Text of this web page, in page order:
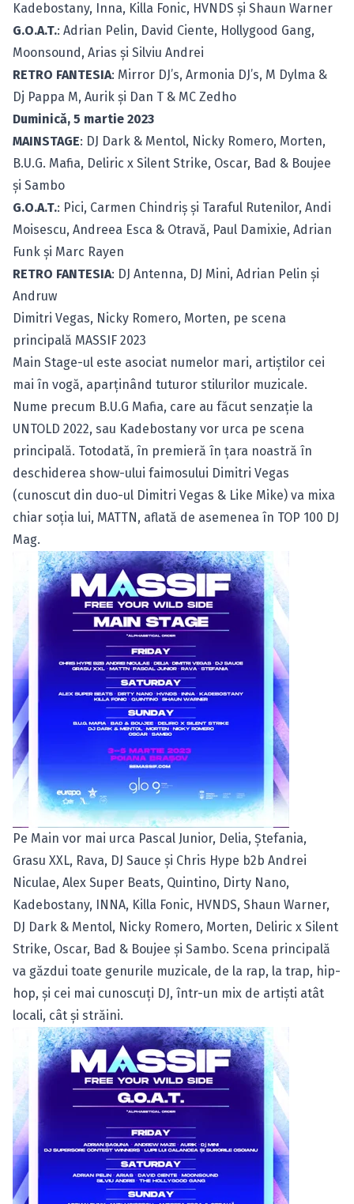
Kadebostany, Inna, Killa Fonic, HVNDS și Shaun Warner
G.O.A.T.: Adrian Pelin, David Ciente, Hollygood Gang,
Moonsound, Arias și Silviu Andrei
RETRO FANTESIA: Mirror DJ’s, Armonia DJ’s, M Dylma &
Dj Pappa M, Aurik și Dan T & MC Zedho
Duminică, 5 martie 2023
MAINSTAGE: DJ Dark & Mentol, Nicky Romero, Morten,
B.U.G. Mafia, Deliric x Silent Strike, Oscar, Bad & Boujee
și Sambo
G.O.A.T.: Pici, Carmen Chindriș și Taraful Rutenilor, Andi
Moisescu, Andreea Esca & Otravă, Paul Damixie, Adrian
Funk și Marc Rayen
RETRO FANTESIA: DJ Antenna, DJ Mini, Adrian Pelin și
Andruw
Dimitri Vegas, Nicky Romero, Morten, pe scena
principală MASSIF 2023
Main Stage-ul este asociat numelor mari, artiștilor cei
mai în vogă, aparținând tuturor stilurilor muzicale.
Nume precum B.U.G Mafia, care au făcut senzație la
UNTOLD 2022, sau Kadebostany vor urca pe scena
principală. Totodată, în premieră în țara noastră în
deschiderea show-ului faimosului Dimitri Vegas
(cunoscut din duo-ul Dimitri Vegas & Like Mike) va mixa
chiar soția lui, MATTN, aflată de asemenea în TOP 100 DJ
Mag.
Pe Main vor mai urca Pascal Junior, Delia, Ștefania,
Grasu XXL, Rava, DJ Sauce și Chris Hype b2b Andrei
Niculae, Alex Super Beats, Quintino, Dirty Nano,
Kadebostany, INNA, Killa Fonic, HVNDS, Shaun Warner,
DJ Dark & Mentol, Nicky Romero, Morten, Deliric x Silent
Strike, Oscar, Bad & Boujee și Sambo. Scena principală
va găzdui toate genurile muzicale, de la rap, la trap, hip-
hop, și cei mai cunoscuți DJ, într-un mix de artiști atât
locali, cât și străini.